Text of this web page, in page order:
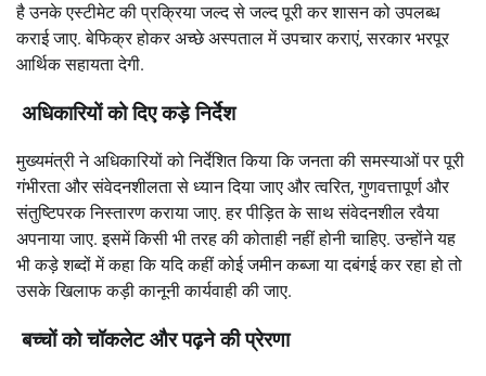
है उनके एस्टीमेट की प्रक्रिया जल्द से जल्द पूरी कर शासन को उपलब्ध
कराई जाए. बेफिक्र होकर अच्छे अस्पताल में उपचार कराएं, सरकार भरपूर
आर्थिक सहायता देगी.
अधिकारियों को दिए कड़े निर्देश
मुख्यमंत्री ने अधिकारियों को निर्देशित किया कि जनता की समस्याओं पर पूरी
गंभीरता और संवेदनशीलता से ध्यान दिया जाए और त्वरित, गुणवत्तापूर्ण और
संतुष्टिपरक निस्तारण कराया जाए. हर पीड़ित के साथ संवेदनशील रवैया
अपनाया जाए. इसमें किसी भी तरह की कोताही नहीं होनी चाहिए. उन्होंने यह
भी कड़े शब्दों में कहा कि यदि कहीं कोई जमीन कब्जा या दबंगई कर रहा हो तो
उसके खिलाफ कड़ी कानूनी कार्यवाही की जाए.
बच्चों को चॉकलेट और पढ़ने की प्रेरणा